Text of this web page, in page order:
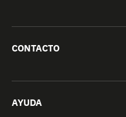
CONTACTO
AYUDA